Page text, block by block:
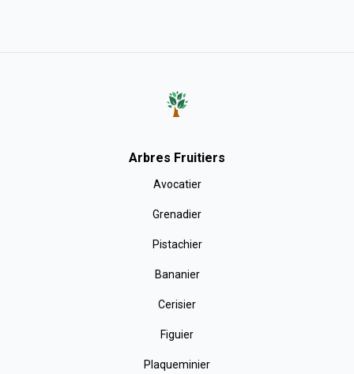
Arbres Fruitiers
Avocatier
Grenadier
Pistachier
Bananier
Cerisier
Figuier
Plaqueminier